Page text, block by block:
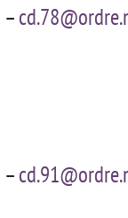
–
–